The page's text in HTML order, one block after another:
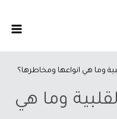
وما هي انواعها ومخاطرها؟
وما هي